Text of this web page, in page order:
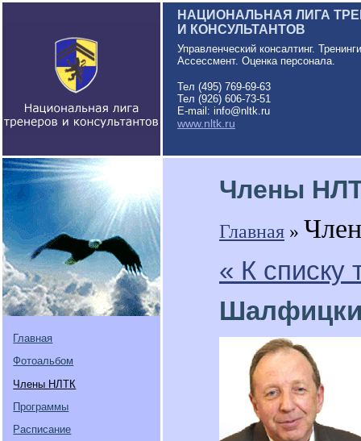
НАЦИОНАЛЬНАЯ ЛИГА
И КОНСУЛЬТАНТОВ
Управленческий консалтинг.
Ассессмент. Оценка персонала.
Тел (495) 769-69-63
Тел (926) 606-73-51
E-mail: info@nltk.ru
www.nltk.ru
Главная
Фотоальбом
Члены НЛТК
Программы
Расписание
Члены
Главная »
« К списку